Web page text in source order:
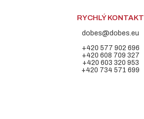
RYCHLÝ KONTAKT
dobes@dobes.eu
+420 577 902 696
+420 608 709 327
+420 603 320 953
+420 734 571 699